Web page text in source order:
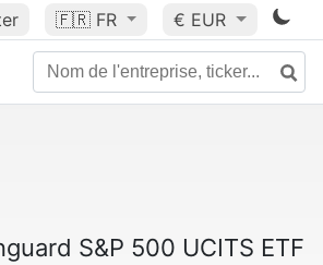
🇫🇷 FR € EUR
S&P 500 UCITS ETF